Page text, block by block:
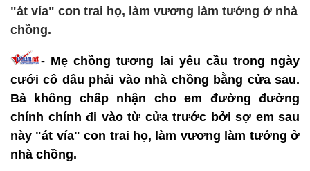
"át vía" con trai họ, làm vương làm tướng ở nhà
chồng.
- Mẹ chồng tương lai yêu cầu trong ngày
cưới cô dâu phải vào nhà chồng bằng cửa sau.
Bà không chấp nhận cho em đường đường
chính chính đi vào từ cửa trước bởi sợ em sau
này "át vía" con trai họ, làm vương làm tướng ở
nhà chồng.